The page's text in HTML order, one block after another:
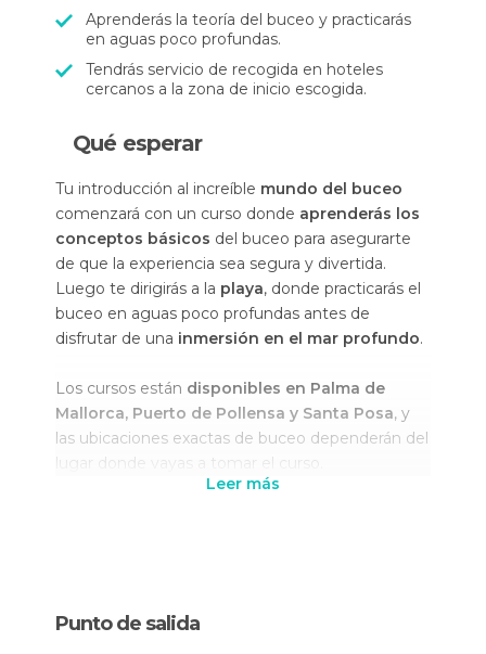
Aprenderás la teoría del buceo y practicarás
en aguas poco profundas.
Tendrás servicio de recogida en hoteles
cercanos a la zona de inicio escogida.
Qué esperar
Tu introducción al increíble mundo del buceo
comenzará con un curso donde aprenderás los
conceptos básicos del buceo para asegurarte
de que la experiencia sea segura y divertida.
Luego te dirigirás a la playa, donde practicarás el
buceo en aguas poco profundas antes de
disfrutar de una inmersión en el mar profundo.
Los cursos están disponibles en Palma de
Mallorca, Puerto de Pollensa y Santa Posa, y
las ubicaciones exactas de buceo dependerán del
lugar donde vayas a tomar el curso.
Leer más
Punto de salida